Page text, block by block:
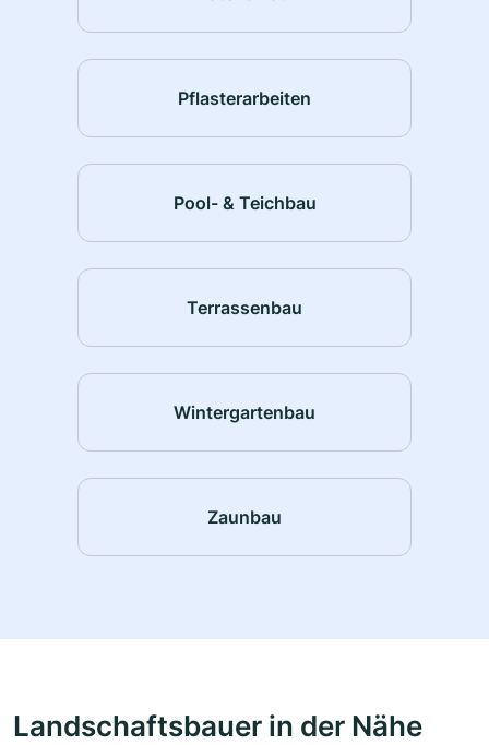
Pflasterarbeiten
Pool- & Teichbau
Terrassenbau
Wintergartenbau
Zaunbau
Landschaftsbauer in der Nähe